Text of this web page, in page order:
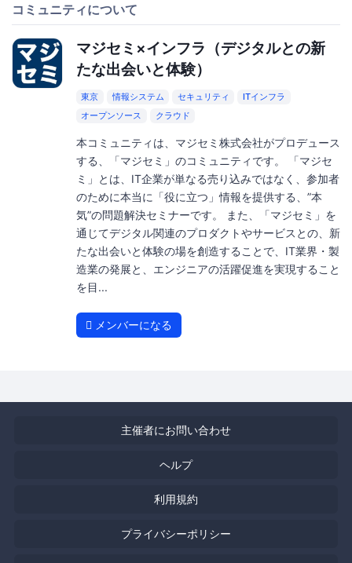
コミュニティについて
マジセミ×インフラ（デジタルとの新
たな出会いと体験）
東京 情報システム セキュリティ
ITインフラ
オープンソース
クラウド
本コミュニティは、マジセミ株式会社がプロデュース
する、「マジセミ」のコミュニティです。 「マジセ
ミ」とは、IT企業が単なる売り込みではなく、参加者
のために本当に「役に立つ」情報を提供する、”本
気”の問題解決セミナーです。 また、「マジセミ」を
通じてデジタル関連のプロダクトやサービスとの、新
たな出会いと体験の場を創造することで、IT業界・製
造業の発展と、エンジニアの活躍促進を実現すること
を目...
メンバーになる
主催者にお問い合わせ
ヘルプ
利用規約
プライバシーポリシー